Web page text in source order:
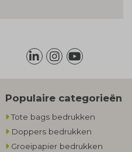
Populaire categorieën
Tote bags bedrukken
Doppers bedrukken
Groeipapier bedrukken